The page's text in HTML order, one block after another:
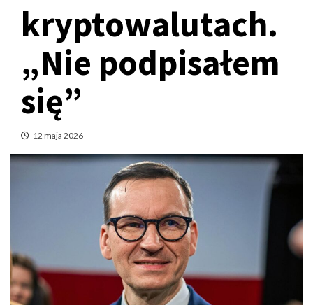
kryptowalutach.
„Nie podpisałem
się”
12 maja 2026